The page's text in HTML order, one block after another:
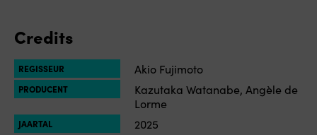
Credits
REGISSEUR Akio Fujimoto
PRODUCENT
Kazutaka Watanabe, Angèle de
Lorme
JAARTAL 2025